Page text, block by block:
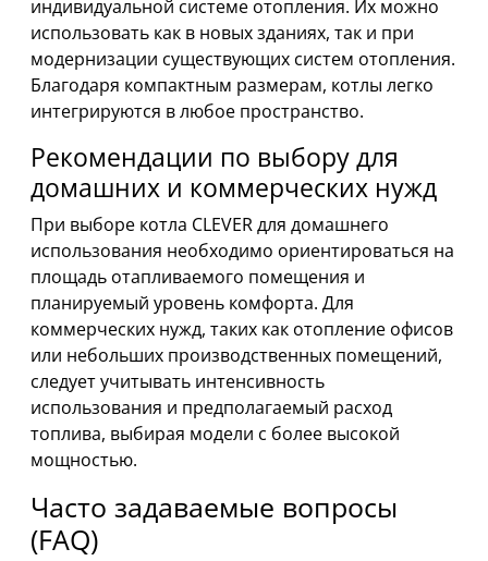
индивидуальной системе отопления. Их можно
использовать как в новых зданиях, так и при
модернизации существующих систем отопления.
Благодаря компактным размерам, котлы легко
интегрируются в любое пространство.
Рекомендации по выбору для
домашних и коммерческих нужд
При выборе котла CLEVER для домашнего
использования необходимо ориентироваться на
площадь отапливаемого помещения и
планируемый уровень комфорта. Для
коммерческих нужд, таких как отопление офисов
или небольших производственных помещений,
следует учитывать интенсивность
использования и предполагаемый расход
топлива, выбирая модели с более высокой
мощностью.
Часто задаваемые вопросы
(FAQ)